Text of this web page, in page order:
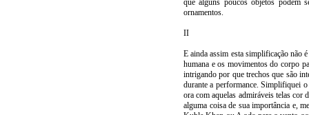
que alguns poucos objetos podem
ornamentos.
II
E ainda assim esta simplificação não
humana e os movimentos do corpo
intrigando por que trechos que são
durante a performance. Simplifiquei
ora com aquelas admiráveis telas
alguma coisa de sua importância e,